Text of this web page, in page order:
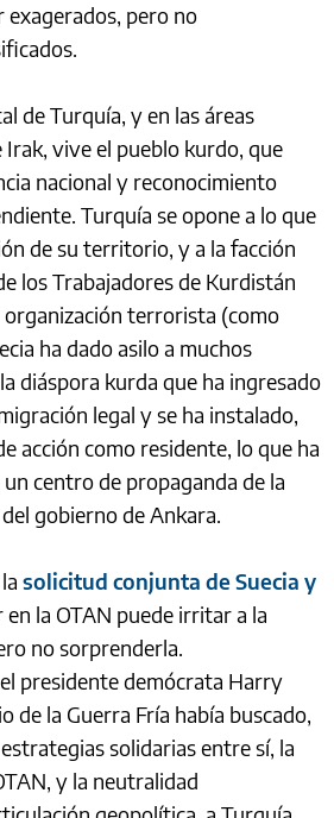
pero no
de Turquía, y en las áreas
vive el pueblo kurdo, que
nacional y reconocimiento
Turquía se opone a lo que
de su territorio, y a la facción
los Trabajadores de Kurdistán
organización terrorista (como
ha dado asilo a muchos
diáspora kurda que ha ingresado
legal y se ha instalado,
acción como residente, lo que ha
centro de propaganda de la
gobierno de Ankara.
solicitud conjunta de Suecia y
en la OTAN puede irritar a la
no sorprenderla.
presidente demócrata Harry
de la Guerra Fría había buscado,
solidarias entre sí, la
y la neutralidad